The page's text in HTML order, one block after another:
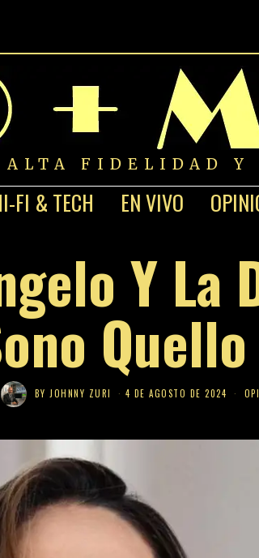
ALTA FIDELIDAD Y
FI & TECH EN VIVO
Y La
BYJOHNNY ZURI 4 DE AGOSTO DE 2024